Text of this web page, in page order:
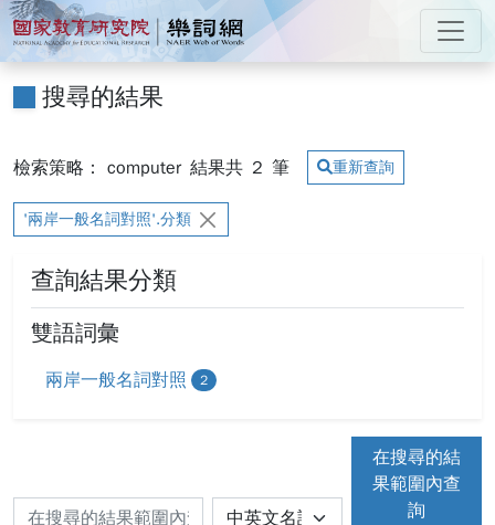
跳到主要內容
:::
國家教育研究院 樂詞網
搜尋的結果
檢索策略： computer 結果共 2 筆 重新查詢
'兩岸一般名詞對照'.分類
查詢結果分類
雙語詞彙
兩岸一般名詞對照 2
在搜尋的結
果範圍內查
詢